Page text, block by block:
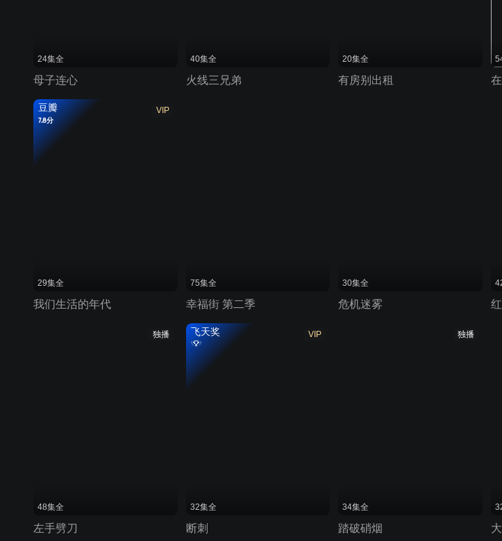
24集全
母子连心
40集全
火线三兄弟
20集全
有房别出租
VIP
豆瓣
7.8分
29集全
我们生活的年代
75集全
幸福街 第二季
30集全
危机迷雾
独播
48集全
左手劈刀
VIP
飞天奖
32集全
断刺
独播
34集全
踏破硝烟